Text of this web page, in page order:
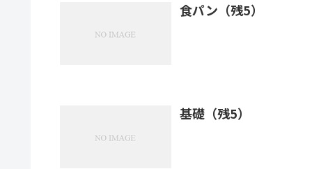
食パン（残5）
基礎（残5）